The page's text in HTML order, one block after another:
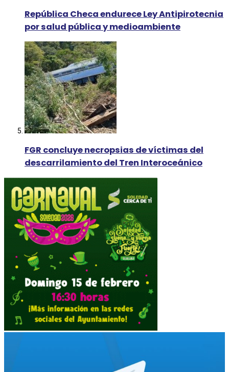
República Checa endurece Ley Antipirotecnia
por salud pública y medioambiente
FGR concluye necropsias de víctimas del
descarrilamiento del Tren Interoceánico